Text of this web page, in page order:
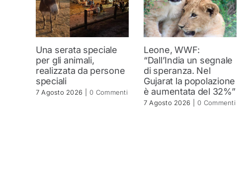
Una serata speciale
per gli animali,
realizzata da persone
speciali
7 Agosto 2026 0 Commenti
Leone, WWF:
“Dall’India un segnale
di speranza. Nel
Gujarat la popolazione
è aumentata del 32%”
7 Agosto 2026 0 Commenti